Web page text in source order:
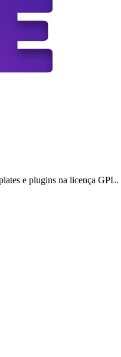
e plugins na licença GPL.